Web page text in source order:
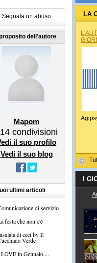
Segnala un abuso
dell'autore
Mapom
condivisioni
il suo profilo
Vedi il suo blog
ultimi articoli
di servizio
festa che non c'è
di ceci by Il
Verde
in Gennaio....
LA
I